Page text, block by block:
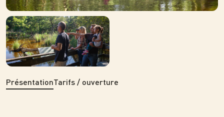
Photo
PrésentationTarifs / ouverture